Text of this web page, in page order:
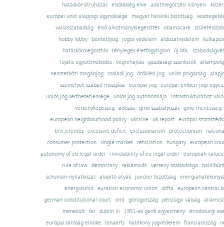
hatáskör-átruházás
elsőbbség elve adatmegőrzési irányelv
európai unió alapjogi ügynoksége
magyar helsinki bizottság
vesztegetés
vallásszabadság
első alkotmánykiegészítés obamacare
hobby lobby
büntetőjog jogos védelem áldozatvédelem
hatáskörmegosztás tényleges életfogytiglan új btk.
lojális együttműködés
végrehajtás gazdasági szankciók
nemzetközi magánjog
családi jog öröklési jog uniós polgárság
személyek szabad mozgása
európai jog európai emberi jogi
uniós jog sérthetetlensége uniós jog autonómiája
infrastruktúrához
versenyképesség adózás gmo-szabályozás gmo-mentesség
european neighbourhood policy
ukraine uk report
európai
brit jelentés excessive deficit exclusionarism protectionism
consumer protection
single market retaliation hungary
european
autonomy of eu legal order
inviolability of eu legal order
european values
rule of law
democracy reklámadó verseny szabadsága
schuman-nyilatkozat alapító atyák juncker bizottság
energiaunió eurasian economic union dcfta
european central
german constitutional court
omt görögország pénzügyi válság
menekült
fal dublin iii 1951-es genfi egyezmény
strasbourgi
európai bíróság elnöke
lenaerts hatékony jogvédelem franciaország